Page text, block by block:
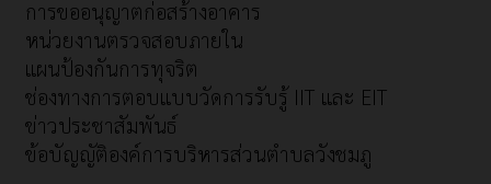
การขออนุญาตก่อสร้างอาคาร
หน่วยงานตรวจสอบภายใน
แผนป้องกันการทุจริต
ช่องทางการตอบแบบวัดการรับรู้ IIT และ EIT
ข่าวประชาสัมพันธ์
ข้อบัญญัติองค์การบริหารส่วนตำบลวังชมภู